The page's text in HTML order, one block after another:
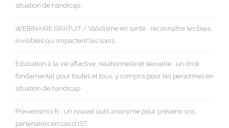
situation de handicap.
WEBINAIRE GRATUIT / Validisme en santé : reconnaître les biais
invisibles qui impactent les soins
Éducation à la vie affective, relationnelle et sexuelle : un droit
fondamental pour toutes et tous, y compris pour les personnes en
situation de handicap
Préviensmoi.fr : un nouvel outil anonyme pour prévenir vos
partenaires en cas d’IST